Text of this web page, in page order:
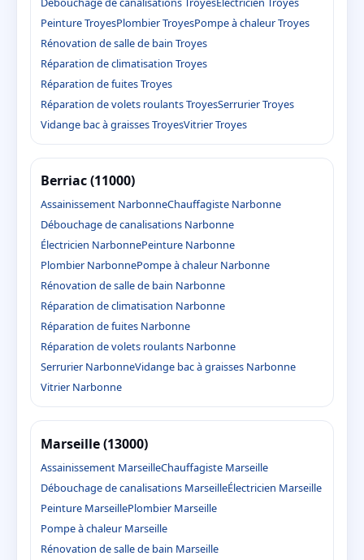
Peinture TroyesPlombier TroyesPompe à chaleur Troyes
Rénovation de salle de bain Troyes
Réparation de climatisation Troyes
Réparation de fuites Troyes
Réparation de volets roulants TroyesSerrurier Troyes
Vidange bac à graisses TroyesVitrier Troyes
Berriac (11000)
Assainissement NarbonneChauffagiste Narbonne
Débouchage de canalisations Narbonne
Électricien NarbonnePeinture Narbonne
Plombier NarbonnePompe à chaleur Narbonne
Rénovation de salle de bain Narbonne
Réparation de climatisation Narbonne
Réparation de fuites Narbonne
Réparation de volets roulants Narbonne
Serrurier NarbonneVidange bac à graisses Narbonne
Vitrier Narbonne
Marseille (13000)
Assainissement MarseilleChauffagiste Marseille
Débouchage de canalisations MarseilleÉlectricien Marseille
Peinture MarseillePlombier Marseille
Pompe à chaleur Marseille
Rénovation de salle de bain Marseille